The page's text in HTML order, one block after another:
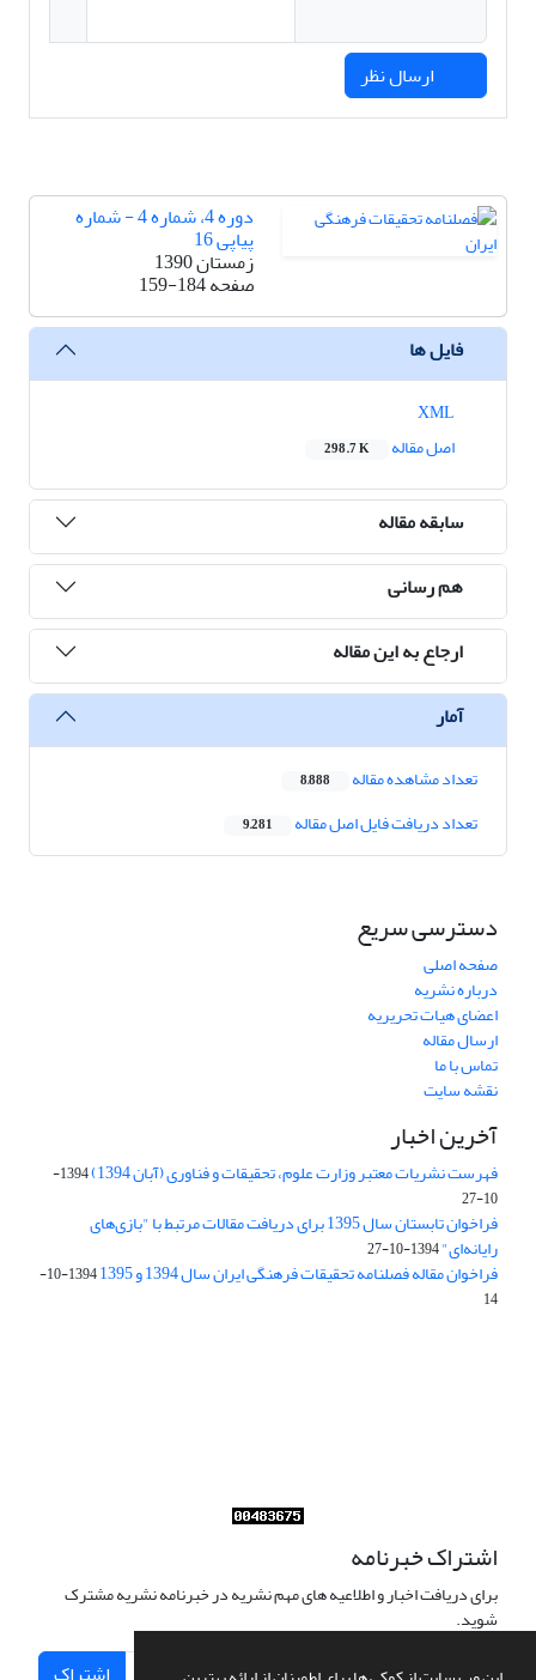
دوره 4، شماره 4 - شماره
پیاپی 16
زمستان 1390
صفحه159-184
فایل ها
اصل مقاله
298.7 K
سابقه مقاله
هم رسانی
ارجاع به این مقاله
آمار
تعداد مشاهده مقاله 8,888
تعداد دریافت فایل اصل مقاله 9,281
دسترسی سریع
صفحه اصلی
درباره نشریه
اعضای هیات تحریریه
ارسال مقاله
تماس با ما
نقشه سایت
آخرین اخبار
فهرست نشریات معتبر وزارت علوم، تحقیقات و فناوری (آبان 1394)
1394-
10-27
فراخوان تابستان سال 1395 برای دریافت مقالات مرتبط با "بازی‌های
رایانه‌ای"1394-10-27
فراخوان مقاله فصلنامه تحقیقات فرهنگی ایران سال 1394 و 1395
1394-10-
14
اشتراک خبرنامه
برای دریافت اخبار و اطلاعیه های مهم نشریه در خبرنامه نشریه مشترک
شوید.